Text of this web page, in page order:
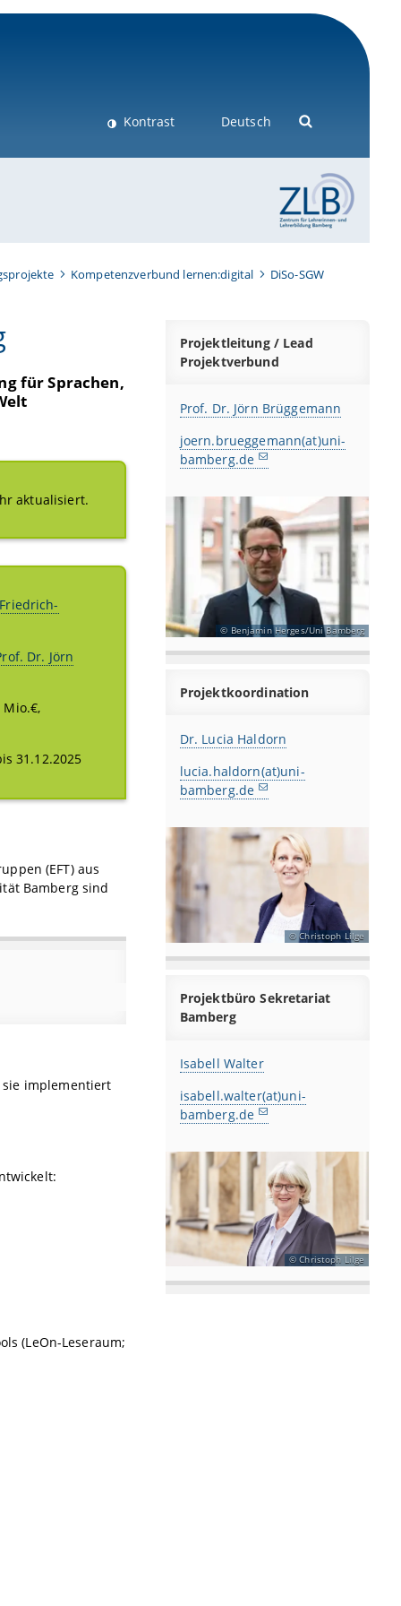
Kontrast Deutsch
Kompetenzverbund lernen:digital
DiSo-SGW
für Sprachen,
aktualisiert.
Dr. Jörn
Mio.€,
31.12.2025
(EFT) aus
Bamberg sind
implementiert
(LeOn-Leseraum;
Projektleitung / Lead
Projektverbund
Prof. Dr. Jörn Brüggemann
joern.brueggemann(at)uni-
bamberg.de
Benjamin Herges/Uni Bamberg
Projektkoordination
Dr. Lucia Haldorn
lucia.haldorn(at)uni-
bamberg.de
Christoph Lilge
Projektbüro Sekretariat
Bamberg
Isabell Walter
isabell.walter(at)uni-
bamberg.de
Christoph Lilge